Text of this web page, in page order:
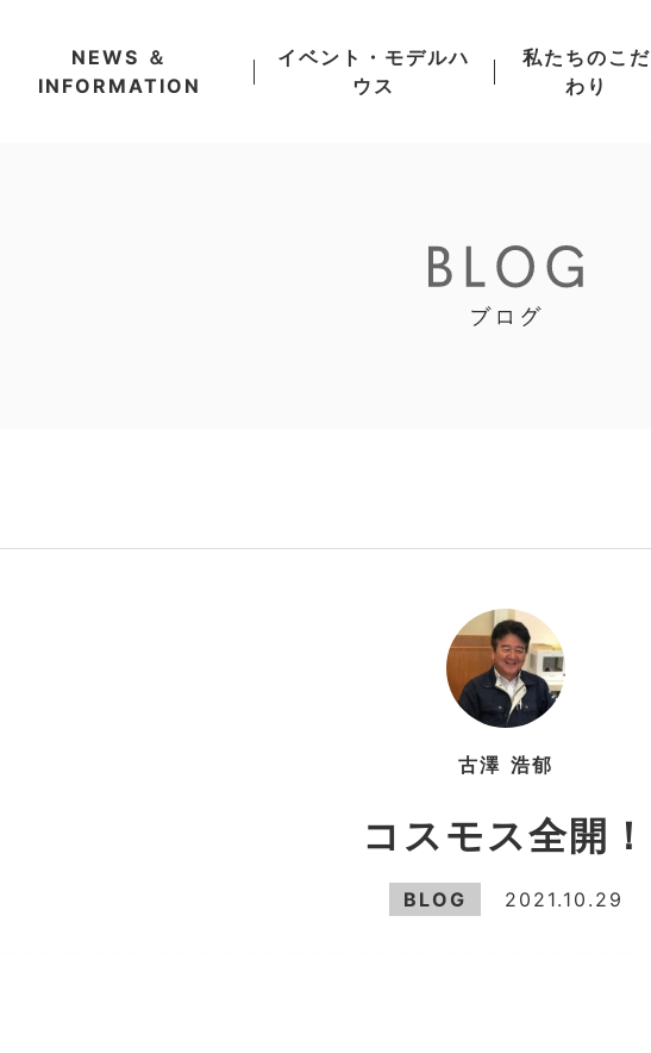
NEWS ＆
INFORMATION
イベント・モデルハ
ウス
私たちのこだ
わり
古澤 浩郁
コスモス全開！
BLOG 2021.10.29